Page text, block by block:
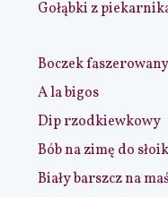
Gołąbki z
Boczek
A la bigos
Dip rzodkiewkowy
Bób na zimę do
Biały barszcz na